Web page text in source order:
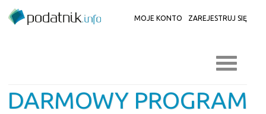
MOJE KONTO ZAREJESTRUJ SIĘ
DARMOWY PROGRAM